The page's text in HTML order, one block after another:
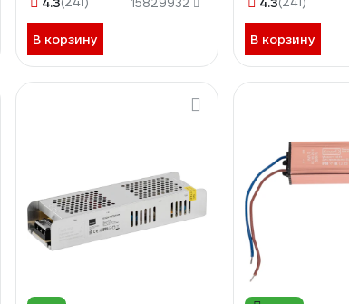
15829932
В корзину В корзину